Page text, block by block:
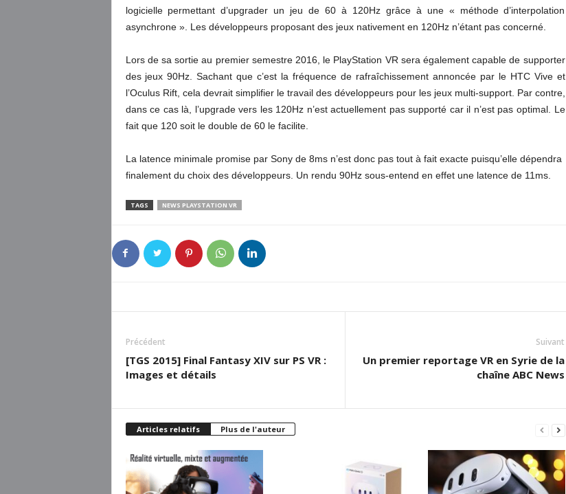
logicielle permettant d’upgrader un jeu de 60 à 120Hz grâce à une « méthode d’interpolation
asynchrone ». Les développeurs proposant des jeux nativement en 120Hz n’étant pas concerné.
Lors de sa sortie au premier semestre 2016, le PlayStation VR sera également capable de supporter
des jeux 90Hz. Sachant que c’est la fréquence de rafraîchissement annoncée par le HTC Vive et
l’Oculus Rift, cela devrait simplifier le travail des développeurs pour les jeux multi-support. Par contre,
dans ce cas là, l’upgrade vers les 120Hz n’est actuellement pas supporté car il n’est pas optimal. Le
fait que 120 soit le double de 60 le facilite.
La latence minimale promise par Sony de 8ms n’est donc pas tout à fait exacte puisqu’elle dépendra
finalement du choix des développeurs. Un rendu 90Hz sous-entend en effet une latence de 11ms.
TAGS NEWS PLAYSTATION VR
Précédent
[TGS 2015] Final Fantasy XIV sur PS VR :
Images et détails
Suivant
Un premier reportage VR en Syrie de la
chaîne ABC News
Articles relatifs Plus de l'auteur